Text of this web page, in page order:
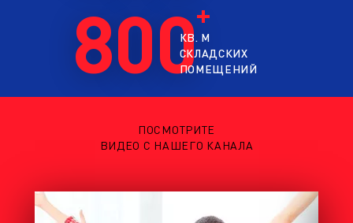
800
КВ. М
СКЛАДСКИХ
ПОМЕЩЕНИЙ
ПОСМОТРИТЕ
ВИДЕО С НАШЕГО КАНАЛА